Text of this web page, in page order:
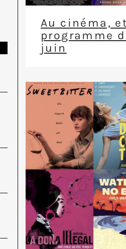
Au cinéma,
programme
juin